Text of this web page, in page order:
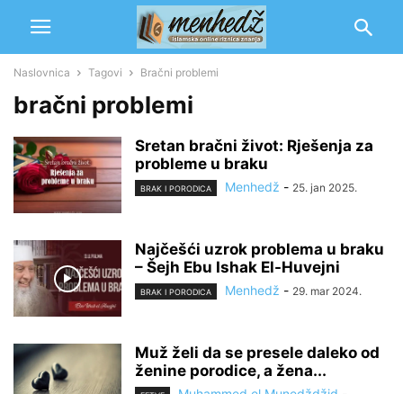
Naslovnica Tagovi Bračni problemi
bračni problemi
Sretan bračni život: Rješenja za
probleme u braku
BRAK I PORODICA Menhedž - 25. jan 2025.
Najčešći uzrok problema u braku
– Šejh Ebu Ishak El-Huvejni
BRAK I PORODICA Menhedž - 29. mar 2024.
Muž želi da se presele daleko od
ženine porodice, a žena...